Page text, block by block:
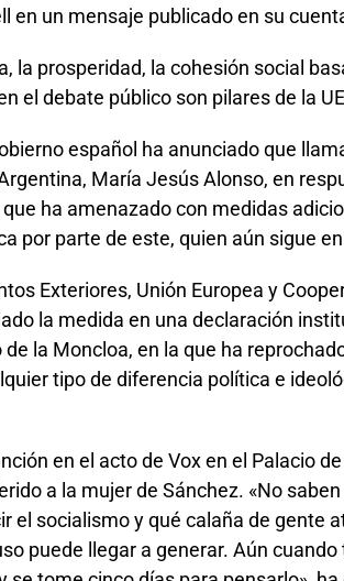
en un mensaje publicado en su
la prosperidad, la cohesión social
el debate público son pilares de la
español ha anunciado que
María Jesús Alonso, en
ha amenazado con medidas
por parte de este, quien aún sigue
Exteriores, Unión Europea y
la medida en una declaración
la Moncloa, en la que ha
tipo de diferencia política e
en el acto de Vox en el Palacio
a la mujer de Sánchez. «No
el socialismo y qué calaña de gente
puede llegar a generar. Aún